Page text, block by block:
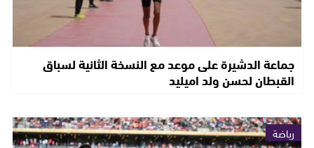
جماعة الدشيرة على موعد مع النسخة الثانية لسباق
القبطان لحسن ولد اميليد
رياضة